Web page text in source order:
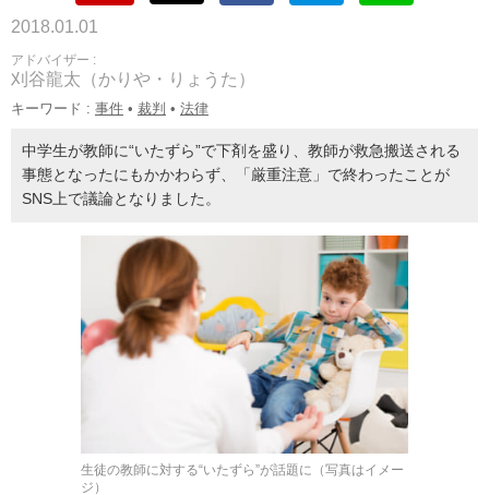
2018.01.01
アドバイザー :
刈谷龍太（かりや・りょうた）
キーワード : 事件 • 裁判 • 法律
中学生が教師に“いたずら”で下剤を盛り、教師が救急搬送される
事態となったにもかかわらず、「厳重注意」で終わったことが
SNS上で議論となりました。
生徒の教師に対する“いたずら”が話題に（写真はイメー
ジ）